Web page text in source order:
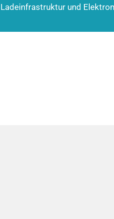
Ladeinfrastruktur und